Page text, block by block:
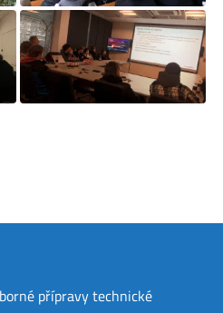
přípravy technické